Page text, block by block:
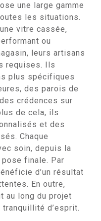
une large gamme
les situations.
vitre cassée,
ou
leurs artisans
requises. Ils
plus spécifiques
des parois de
crédences sur
de cela, ils
et des
Chaque
soin, depuis la
pose finale. Par
d’un résultat
En outre,
au long du projet
d’esprit.